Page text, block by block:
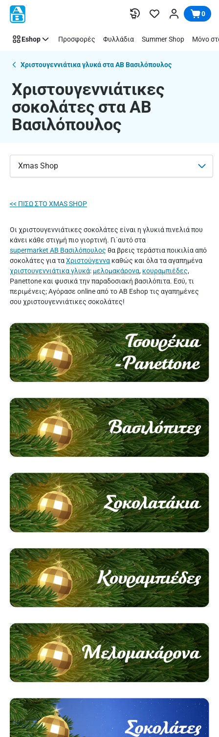
Παράλειψη
Χριστουγεννιάτικες
σοκολάτες|
Βασιλόπουλος
0
Eshop Προσφορές Φυλλάδια Summer Shop Μόνο
Χριστουγεννιάτικα γλυκά στα ΑΒ Βασιλόπουλος
Χριστουγεννιάτικες
σοκολάτες στα ΑΒ
Βασιλόπουλος
Xmas Shop
<< ΠΙΣΩ ΣΤO XMAS SHOP
Οι χριστουγεννιάτικες σοκολάτες είναι η γλυκιά πινελιά που
κάνει κάθε στιγμή πιο γιορτινή. Γι΄αυτό στα
supermarket AB Βασιλόπουλος θα βρεις τεράστια ποικιλία από
σοκολάτες για ταΧριστούγεννα καθώς και όλα τα αγαπημένα
χριστουγεννιάτικα γλυκά: μελομακάρονα, κουραμπιέδες,
Panettone και φυσικά την παραδοσιακή βασιλόπιτα. Εσύ, τι
περιμένεις; Αγόρασε online από το AB Eshop τις αγαπημένες
σου χριστουγεννιάτικες σοκολάτες!